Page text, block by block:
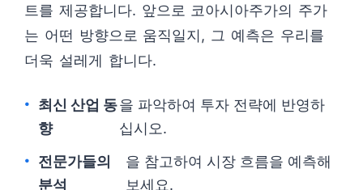
트를 제공합니다. 앞으로 코아시아주가의 주가
는 어떤 방향으로 움직일지, 그 예측은 우리를
더욱 설레게 합니다.
최신 산업 동
향
을 파악하여 투자 전략에 반영하
십시오.
전문가들의
분석
을 참고하여 시장 흐름을 예측해
보세요.